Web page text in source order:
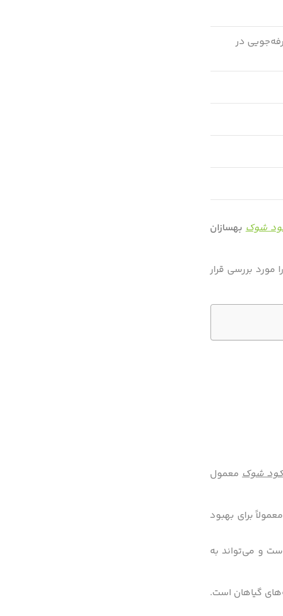
صرفه‌جویی در
شوک بهسازان
بررسی قرار
کود شوکمعمول
برای بهبود
و می‌تواند به
گیاهان است.